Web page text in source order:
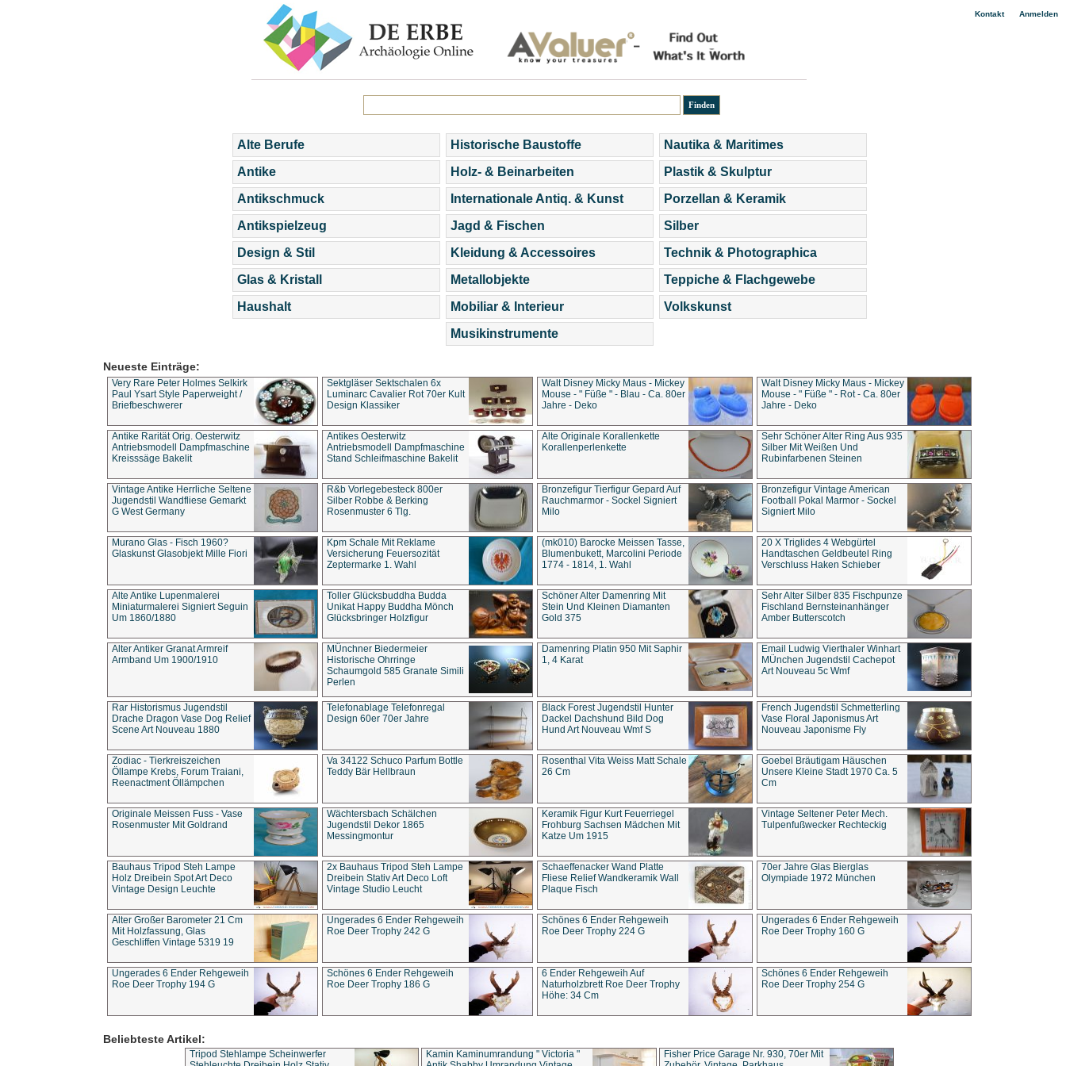
Kontakt| Anmelden
Alte Berufe
Antike
Antikschmuck
Antikspielzeug
Design & Stil
Glas & Kristall
Haushalt
Historische Baustoffe
Holz- & Beinarbeiten
Internationale Antiq. & Kunst
Jagd & Fischen
Kleidung & Accessoires
Metallobjekte
Mobiliar & Interieur
Musikinstrumente
Nautika & Maritimes
Plastik & Skulptur
Porzellan & Keramik
Silber
Technik & Photographica
Teppiche & Flachgewebe
Volkskunst
Neueste Einträge:
Very Rare Peter Holmes Selkirk
Paul Ysart Style Paperweight /
Briefbeschwerer
Sektgläser Sektschalen 6x
Luminarc Cavalier Rot 70er Kult
Design Klassiker
Walt Disney Micky Maus - Mickey
Mouse - " Füße " - Blau - Ca. 80er
Jahre - Deko
Walt Disney Micky Maus - Mickey
Mouse - " Füße " - Rot - Ca. 80er
Jahre - Deko
Antike Rarität Orig. Oesterwitz
Antriebsmodell Dampfmaschine
Kreisssäge Bakelit
Antikes Oesterwitz
Antriebsmodell Dampfmaschine
Stand Schleifmaschine Bakelit
Alte Originale Korallenkette
Korallenperlenkette
Sehr Schöner Alter Ring Aus 935
Silber Mit Weißen Und
Rubinfarbenen Steinen
Vintage Antike Herrliche Seltene
Jugendstil Wandfliese Gemarkt
G West Germany
R&b Vorlegebesteck 800er
Silber Robbe & Berking
Rosenmuster 6 Tlg.
Bronzefigur Tierfigur Gepard Auf
Rauchmarmor - Sockel Signiert
Milo
Bronzefigur Vintage American
Football Pokal Marmor - Sockel
Signiert Milo
Murano Glas - Fisch 1960?
Glaskunst Glasobjekt Mille Fiori
Kpm Schale Mit Reklame
Versicherung Feuersozität
Zeptermarke 1. Wahl
(mk010) Barocke Meissen Tasse,
Blumenbukett, Marcolini Periode
1774 - 1814, 1. Wahl
20 X Triglides 4 Webgürtel
Handtaschen Geldbeutel Ring
Verschluss Haken Schieber
Alte Antike Lupenmalerei
Miniaturmalerei Signiert Seguin
Um 1860/1880
Toller Glücksbuddha Budda
Unikat Happy Buddha Mönch
Glücksbringer Holzfigur
Schöner Alter Damenring Mit
Stein Und Kleinen Diamanten
Gold 375
Sehr Alter Silber 835 Fischpunze
Fischland Bernsteinanhänger
Amber Butterscotch
Alter Antiker Granat Armreif
Armband Um 1900/1910
MÜnchner Biedermeier
Historische Ohrringe
Schaumgold 585 Granate Simili
Perlen
Damenring Platin 950 Mit Saphir
1, 4 Karat
Email Ludwig Vierthaler Winhart
MÜnchen Jugendstil Cachepot
Art Nouveau 5c Wmf
Rar Historismus Jugendstil
Drache Dragon Vase Dog Relief
Scene Art Nouveau 1880
Telefonablage Telefonregal
Design 60er 70er Jahre
Black Forest Jugendstil Hunter
Dackel Dachshund Bild Dog
Hund Art Nouveau Wmf S
French Jugendstil Schmetterling
Vase Floral Japonismus Art
Nouveau Japonisme Fly
Zodiac - Tierkreiszeichen
Öllampe Krebs, Forum Traiani,
Reenactment Öllämpchen
Va 34122 Schuco Parfum Bottle
Teddy Bär Hellbraun
Rosenthal Vita Weiss Matt Schale
26 Cm
Goebel Bräutigam Häuschen
Unsere Kleine Stadt 1970 Ca. 5
Cm
Originale Meissen Fuss - Vase
Rosenmuster Mit Goldrand
Wächtersbach Schälchen
Jugendstil Dekor 1865
Messingmontur
Keramik Figur Kurt Feuerriegel
Frohburg Sachsen Mädchen Mit
Katze Um 1915
Vintage Seltener Peter Mech.
Tulpenfußwecker Rechteckig
Bauhaus Tripod Steh Lampe
Holz Dreibein Spot Art Deco
Vintage Design Leuchte
2x Bauhaus Tripod Steh Lampe
Dreibein Stativ Art Deco Loft
Vintage Studio Leucht
Schaeffenacker Wand Platte
Fliese Relief Wandkeramik Wall
Plaque Fisch
70er Jahre Glas Bierglas
Olympiade 1972 München
Alter Großer Barometer 21 Cm
Mit Holzfassung, Glas
Geschliffen Vintage 5319 19
Ungerades 6 Ender Rehgeweih
Roe Deer Trophy 242 G
Schönes 6 Ender Rehgeweih
Roe Deer Trophy 224 G
Ungerades 6 Ender Rehgeweih
Roe Deer Trophy 160 G
Ungerades 6 Ender Rehgeweih
Roe Deer Trophy 194 G
Schönes 6 Ender Rehgeweih
Roe Deer Trophy 186 G
6 Ender Rehgeweih Auf
Naturholzbrett Roe Deer Trophy
Höhe: 34 Cm
Schönes 6 Ender Rehgeweih
Roe Deer Trophy 254 G
Beliebteste Artikel:
Tripod Stehlampe Scheinwerfer
Kamin Kaminumrandung " Victoria "
Fisher Price Garage Nr. 930, 70er Mit